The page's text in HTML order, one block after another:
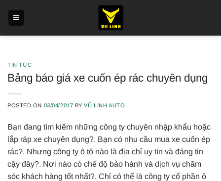
TIN TỨC
Bảng báo giá xe cuốn ép rác chuyên dụng
POSTED ON 03/04/2017 BYVŨ LINH AUTO
Bạn đang tìm kiếm những công ty chuyên nhập khẩu hoặc
lắp ráp xe chuyên dụng?. Bạn có nhu cầu mua xe cuốn ép
rác?. Nhưng công ty ô tô nào là địa chỉ uy tín và đáng tin
cậy đây?. Nơi nào có chế độ bảo hành và dịch vụ chăm
sóc khách hàng tốt nhất?. Chỉ có thể là công ty cổ phần ô